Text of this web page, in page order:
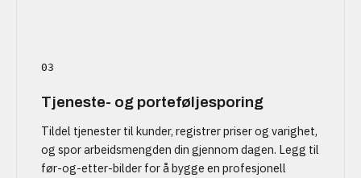
03
Tjeneste- og porteføljesporing
Tildel tjenester til kunder, registrer priser og varighet,
og spor arbeidsmengden din gjennom dagen. Legg til
før-og-etter-bilder for å bygge en profesjonell